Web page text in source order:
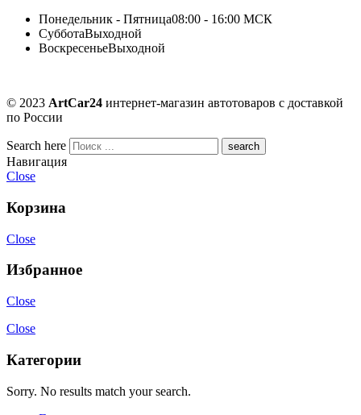
Понедельник - Пятница08:00 - 16:00 МСК
СубботаВыходной
ВоскресеньеВыходной
© 2023 ArtCar24 интернет-магазин автотоваров с доставкой
по России
Search here
Навигация
Close
Корзина
Close
Избранное
Close
Close
Категории
Sorry. No results match your search.